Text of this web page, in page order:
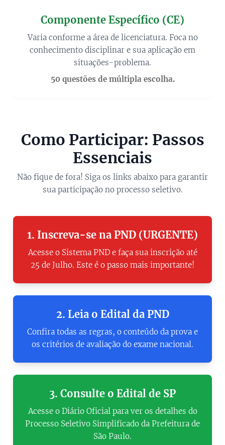
Componente Específico (CE)
Varia conforme a área de licenciatura. Foca no
conhecimento disciplinar e sua aplicação em
situações-problema.
50 questões de múltipla escolha.
Como Participar: Passos
Essenciais
Não fique de fora! Siga os links abaixo para garantir
sua participação no processo seletivo.
1. Inscreva-se na PND (URGENTE)
Acesse o Sistema PND e faça sua inscrição até
25 de Julho. Este é o passo mais importante!
2. Leia o Edital da PND
Confira todas as regras, o conteúdo da prova e
os critérios de avaliação do exame nacional.
3. Consulte o Edital de SP
Acesse o Diário Oficial para ver os detalhes do
Processo Seletivo Simplificado da Prefeitura de
São Paulo.